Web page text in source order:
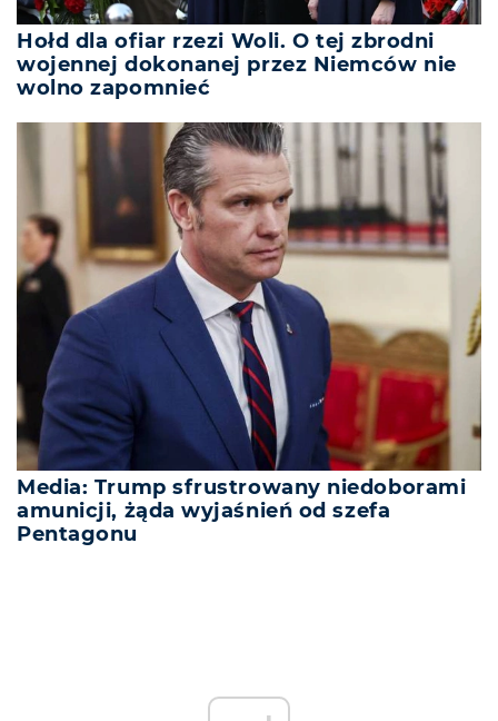
Hołd dla ofiar rzezi Woli. O tej zbrodni
wojennej dokonanej przez Niemców nie
wolno zapomnieć
Media: Trump sfrustrowany niedoborami
amunicji, żąda wyjaśnień od szefa
Pentagonu